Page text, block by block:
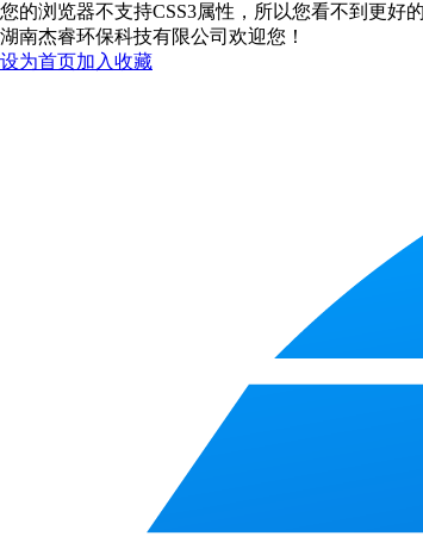
您的浏览器不支持CSS3属性，所以您看不到更好
湖南杰睿环保科技有限公司欢迎您！
设为首页加入收藏